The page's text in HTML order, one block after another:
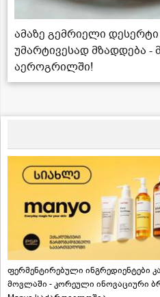
ამაზე გემრიელი
უმარტივესად მზადდება -
აეროგრილში!
ფერმენტირებული ინგრედიენტები
მოვლაში - კორეული ინოვაციური